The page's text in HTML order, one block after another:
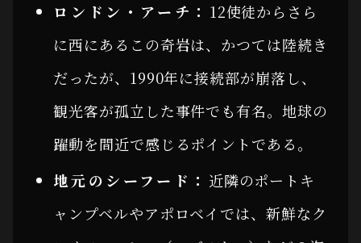
ロンドン・アーチ： 12使徒からさら
に西にあるこの奇岩は、かつては陸続き
だったが、1990年に接続部が崩落し、
観光客が孤立した事件でも有名。地球の
躍動を間近で感じるポイントである。
地元のシーフード： 近隣のポートキ
ャンプベルやアポロベイでは、新鮮なク